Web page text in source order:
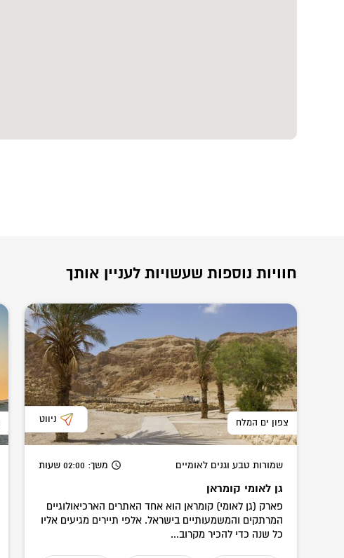
חוויות נוספות שעשויות לעניין אותך
צפון ים המלח ניווט
שמורות טבע וגנים לאומיים משך: 02:00 שעות
גן לאומי קומראן
פארק (גן לאומי) קומראן הוא אחד האתרים הארכיאולוגיים
המרתקים והמשמעותיים בישראל. אלפי תיירים מגיעים אליו
כל שנה כדי להכיר מקרוב...